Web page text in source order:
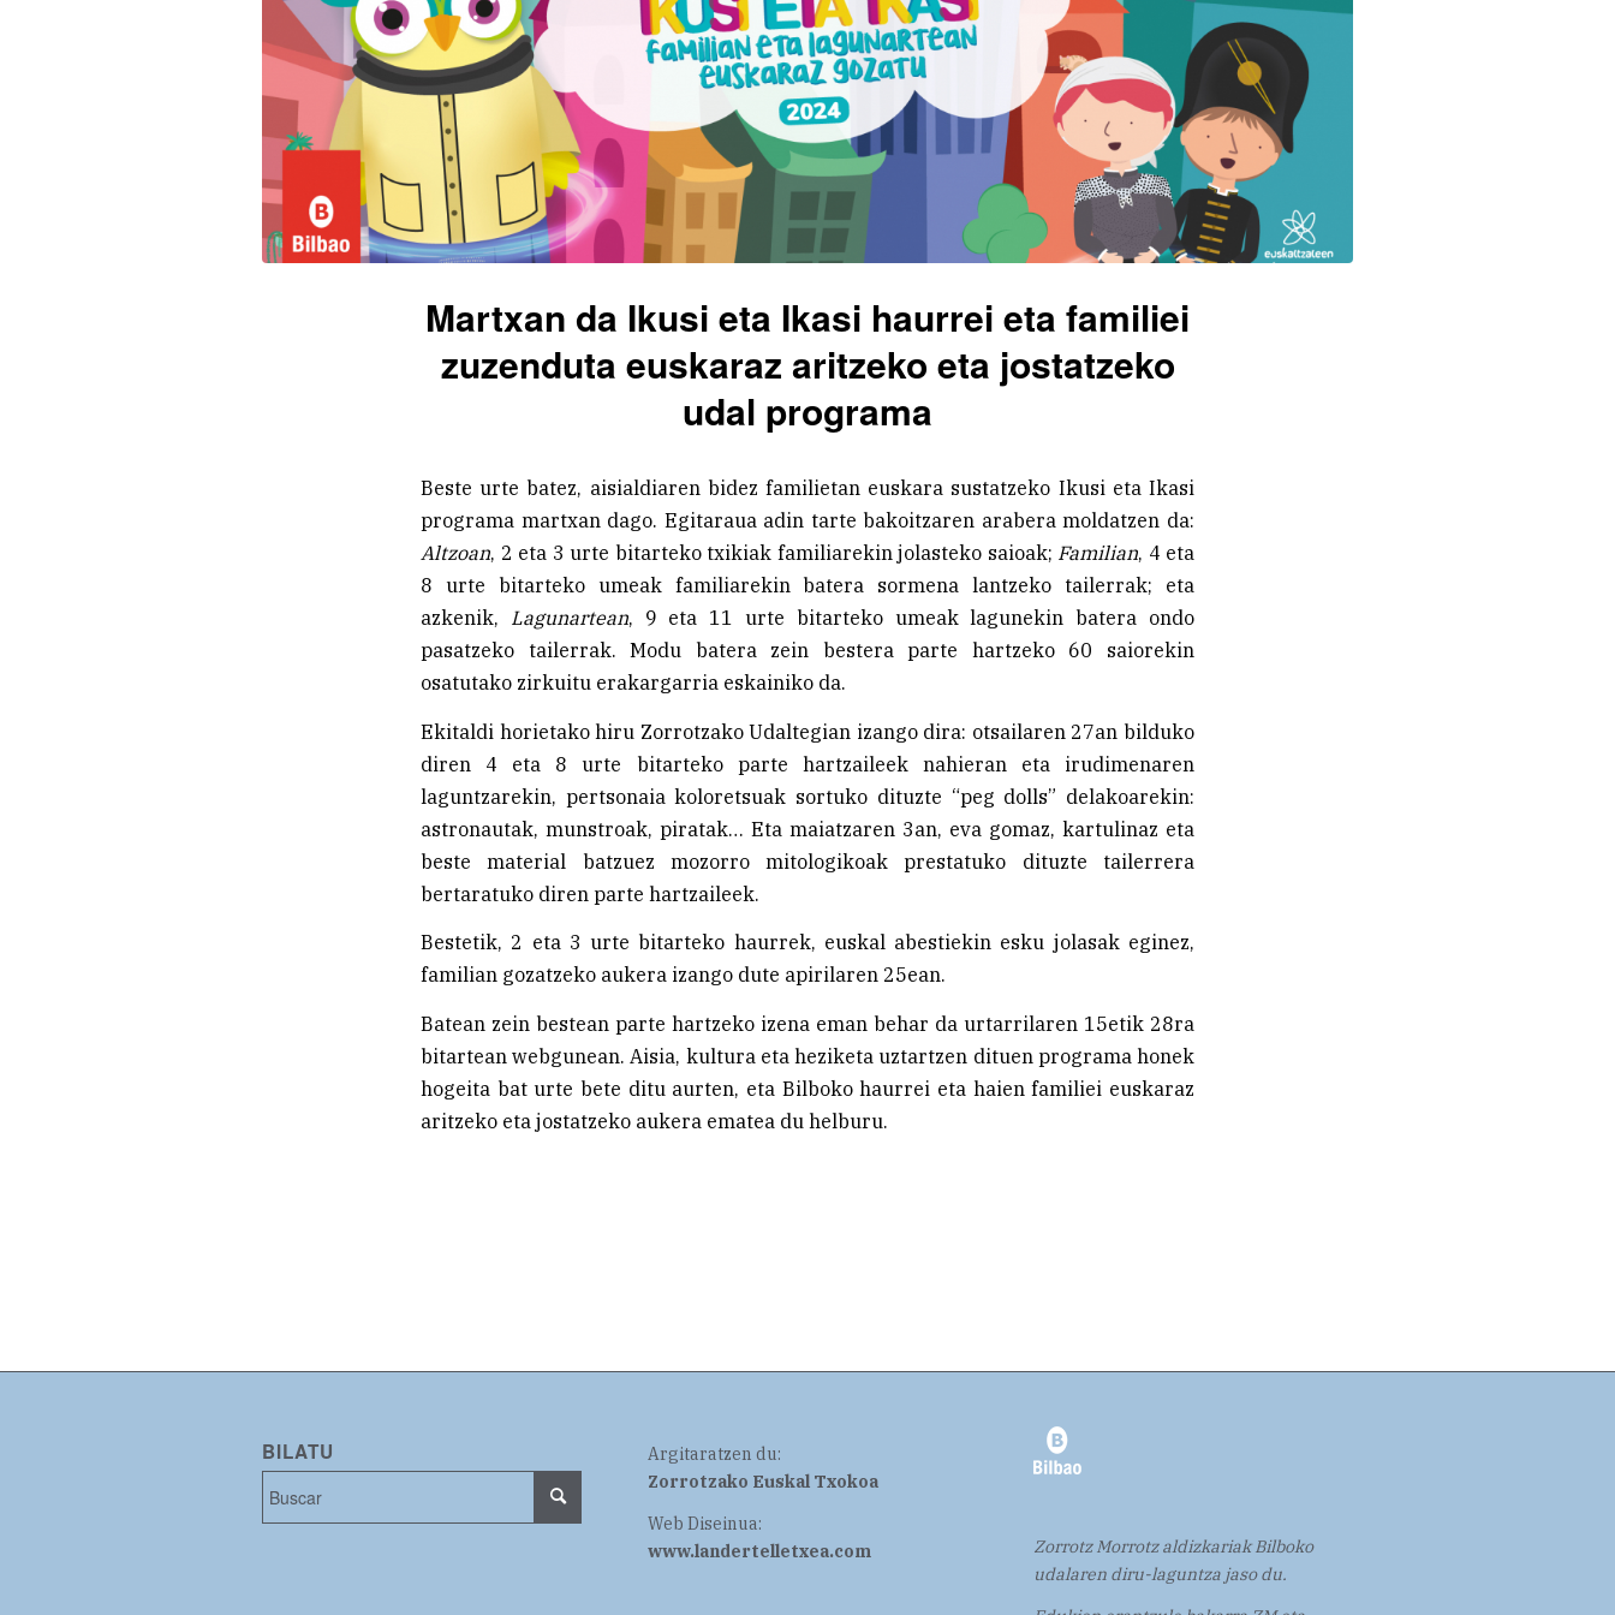
Martxan da Ikusi eta Ikasi haurrei eta familiei
zuzenduta euskaraz aritzeko eta jostatzeko
udal programa
Beste urte batez, aisialdiaren bidez familietan euskara sustatzeko Ikusi eta Ikasi
programa martxan dago. Egitaraua adin tarte bakoitzaren arabera moldatzen da:
Altzoan, 2 eta 3 urte bitarteko txikiak familiarekin jolasteko saioak; Familian, 4 eta
8 urte bitarteko umeak familiarekin batera sormena lantzeko tailerrak; eta
azkenik,
Lagunartean, 9 eta 11 urte bitarteko umeak lagunekin batera ondo
pasatzeko tailerrak. Modu batera zein bestera parte hartzeko 60 saiorekin
osatutako zirkuitu erakargarria eskainiko da.
Ekitaldi horietako hiru Zorrotzako Udaltegian izango dira: otsailaren 27an bilduko
diren 4 eta 8 urte bitarteko parte hartzaileek nahieran eta irudimenaren
laguntzarekin, pertsonaia koloretsuak sortuko dituzte “peg dolls” delakoarekin:
astronautak, munstroak, piratak… Eta maiatzaren 3an, eva gomaz, kartulinaz eta
beste material batzuez mozorro mitologikoak prestatuko dituzte tailerrera
bertaratuko diren parte hartzaileek.
Bestetik, 2 eta 3 urte bitarteko haurrek, euskal abestiekin esku jolasak eginez,
familian gozatzeko aukera izango dute apirilaren 25ean.
Batean zein bestean parte hartzeko izena eman behar da urtarrilaren 15etik 28ra
bitartean webgunean. Aisia, kultura eta heziketa uztartzen dituen programa honek
hogeita bat urte bete ditu aurten, eta Bilboko haurrei eta haien familiei euskaraz
aritzeko eta jostatzeko aukera ematea du helburu.
BILATU
Argitaratzen du:
Zorrotzako Euskal Txokoa
Web Diseinua:
www.landertelletxea.com
Zorrotz Morrotz aldizkariak Bilboko
udalaren diru-laguntza jaso du.